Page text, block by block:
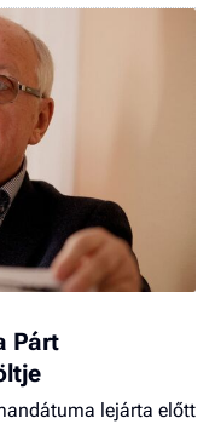
Párt
lejárta előtt